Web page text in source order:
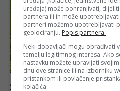
uređaja) može pohranjivati,
partnera ili ih može
partneri možemo upotrebljavati
geolociranju. Popis partnera.
Neki dobavljači mogu obrađivati
temelju legitimnog interesa. Ako
nastavku možete upravljati
dnu ove stranice ili na izborniku
pristankom ili povlačenje
kolačića.